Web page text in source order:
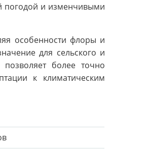
погодой и изменчивыми
особенности флоры и
для сельского и
более точно
к климатическим